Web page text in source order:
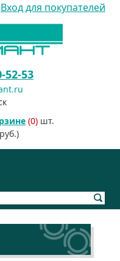
Вход для покупателей
52-53
(0) шт.